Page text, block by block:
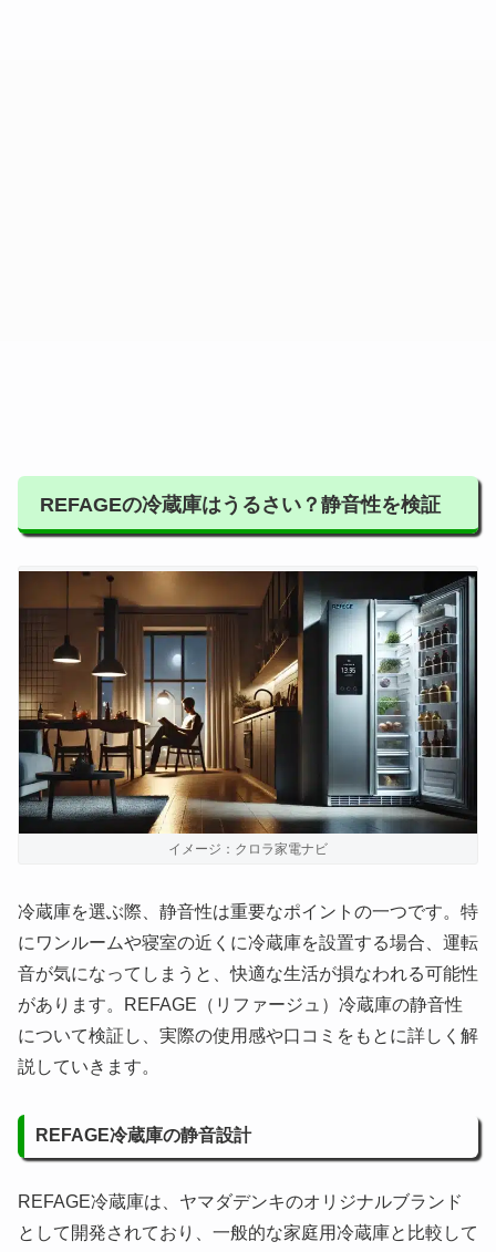
REFAGEの冷蔵庫はうるさい？静音性を検証
イメージ：クロラ家電ナビ
冷蔵庫を選ぶ際、静音性は重要なポイントの一つです。特
にワンルームや寝室の近くに冷蔵庫を設置する場合、運転
音が気になってしまうと、快適な生活が損なわれる可能性
があります。REFAGE（リファージュ）冷蔵庫の静音性
について検証し、実際の使用感や口コミをもとに詳しく解
説していきます。
REFAGE冷蔵庫の静音設計
REFAGE冷蔵庫は、ヤマダデンキのオリジナルブランド
として開発されており、一般的な家庭用冷蔵庫と比較して